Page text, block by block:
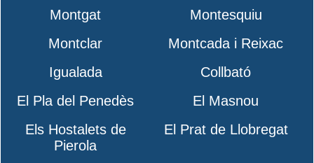
Montgat
Montesquiu
Montclar
Montcada i Reixac
Igualada
Collbató
El Pla del Penedès
El Masnou
Els Hostalets de
Pierola
El Prat de Llobregat